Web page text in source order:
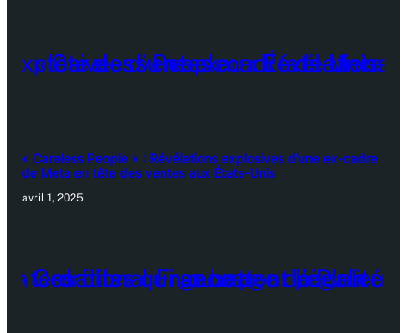
« Careless People » : Révélations explosives d’une ex-cadre
de Meta en tête des ventes aux États-Unis
avril 1, 2025